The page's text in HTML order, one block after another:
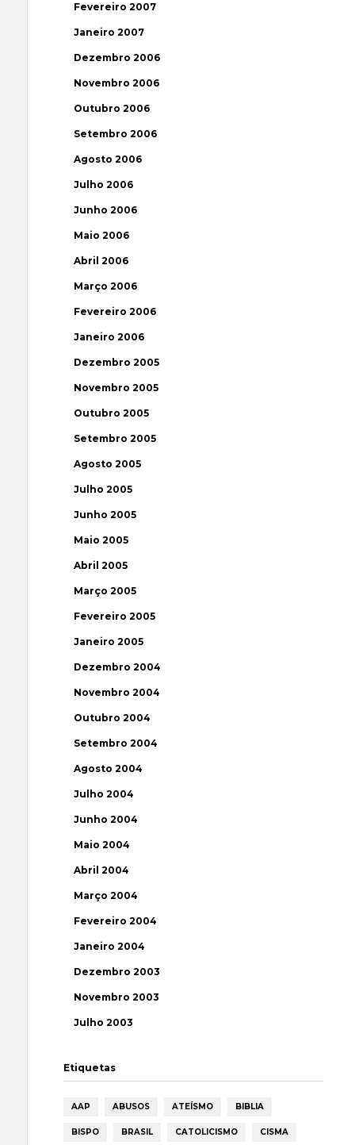
Fevereiro 2007
Janeiro 2007
Dezembro 2006
Novembro 2006
Outubro 2006
Setembro 2006
Agosto 2006
Julho 2006
Junho 2006
Maio 2006
Abril 2006
Março 2006
Fevereiro 2006
Janeiro 2006
Dezembro 2005
Novembro 2005
Outubro 2005
Setembro 2005
Agosto 2005
Julho 2005
Junho 2005
Maio 2005
Abril 2005
Março 2005
Fevereiro 2005
Janeiro 2005
Dezembro 2004
Novembro 2004
Outubro 2004
Setembro 2004
Agosto 2004
Julho 2004
Junho 2004
Maio 2004
Abril 2004
Março 2004
Fevereiro 2004
Janeiro 2004
Dezembro 2003
Novembro 2003
Julho 2003
Etiquetas
AAP ABUSOS ATEÍSMO BIBLIA
BISPO BRASIL CATOLICISMO CISMA